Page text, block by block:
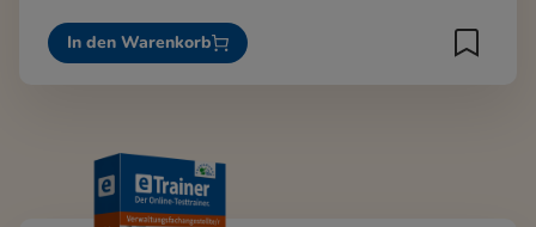
In den Warenkorb